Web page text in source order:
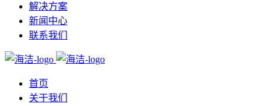
解决方案
新闻中心
联系我们
首页
关于我们